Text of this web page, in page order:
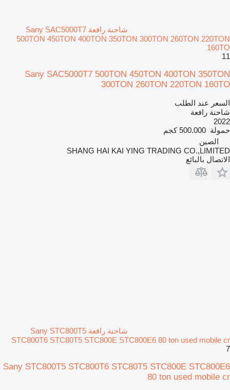
شاحنة رافعة Sany SAC5000T7
500TON 450TON 400TON 350TON 300TON 260TON 220TON
160TO
11
Sany SAC5000T7 500TON 450TON 400TON 350TON
300TON 260TON 220TON 160TO
السعر عند الطلب
شاحنة رافعة
2022
حمولة 500.000 كجم
الصين
SHANG HAI KAI YING TRADING CO.,LIMITED
الاتصال بالبائع
شاحنة رافعة Sany STC800T5
STC800T6 STC80T5 STC800E STC800E6 80 ton used mobile cr
7
Sany STC800T5 STC800T6 STC80T5 STC800E STC800E6
80 ton used mobile cr